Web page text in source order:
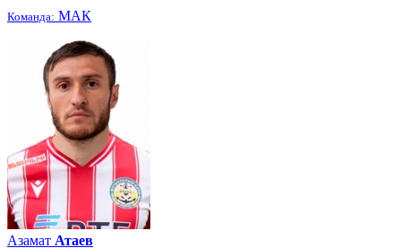
Команда: МАК
Азамат Атаев